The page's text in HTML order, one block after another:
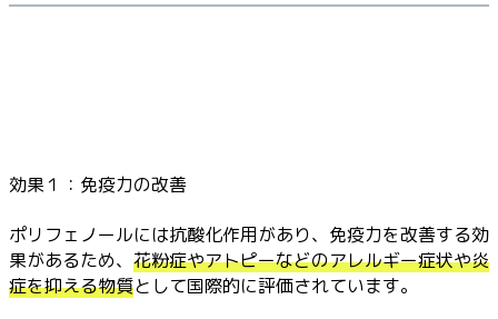
効果１：免疫力の改善
ポリフェノールには抗酸化作用があり、免疫力を改善する効
果があるため、 花粉症やアトピーなどのアレルギー症状や炎
症を抑える物質として国際的に評価されています。